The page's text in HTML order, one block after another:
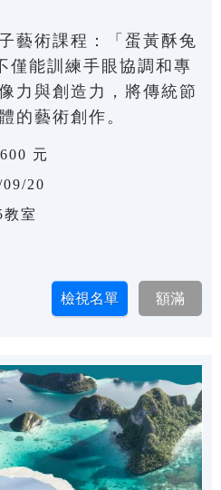
藝術課程：「蛋黃酥兔
僅能訓練手眼協調和專
力與創造力，將傳統節
的藝術創作。
元
20
教室